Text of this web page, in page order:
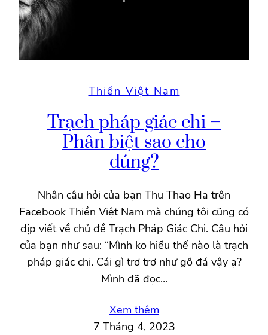
Thiền Việt Nam
Trạch pháp giác chi –
Phân biệt sao cho
đúng?
Nhân câu hỏi của bạn Thu Thao Ha trên
Facebook Thiền Việt Nam mà chúng tôi cũng có
dịp viết về chủ đề Trạch Pháp Giác Chi. Câu hỏi
của bạn như sau: “Mình ko hiểu thế nào là trạch
pháp giác chi. Cái gì trơ trơ như gỗ đá vậy ạ?
Mình đã đọc…
Xem thêm
7 Tháng 4, 2023